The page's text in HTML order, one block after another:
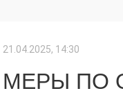
21.04.2025, 14:30
МЕРЫ ПО